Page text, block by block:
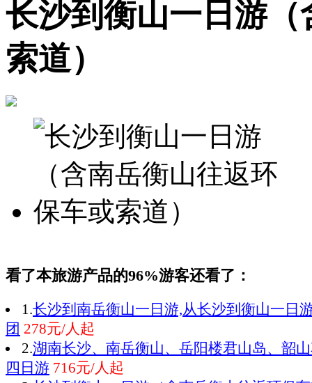
长沙到衡山一日游
索道）
看了本旅游产品的96%游客还看了：
1.长沙到南岳衡山一日游,从长沙到衡山一日
团 278元/人起
2.湖南长沙、南岳衡山、岳阳楼君山岛、韶
四日游 716元/人起